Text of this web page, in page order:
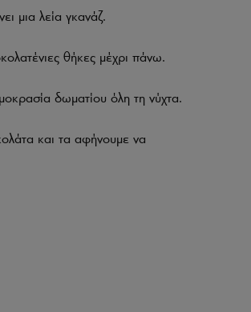
μια λεία γκανάζ.
θήκες μέχρι πάνω.
δωματίου όλη τη νύχτα.
και τα αφήνουμε να